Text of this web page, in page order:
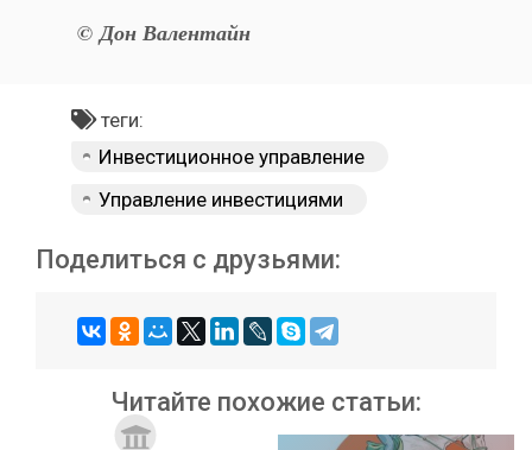
© Дон Валентайн
теги:
Инвестиционное управление
Управление инвестициями
Поделиться с друзьями:
Читайте похожие статьи: